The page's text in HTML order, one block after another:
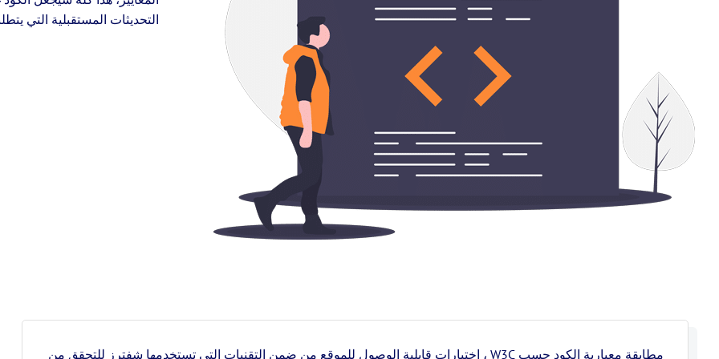
التحديثات المستقبلية التي
مطابقة معيارية الكود حسب W3C ، اختبارات قابلية الوصول للموقع من ضمن التقنيات التي تستخدمها شِفترز للتحقق من